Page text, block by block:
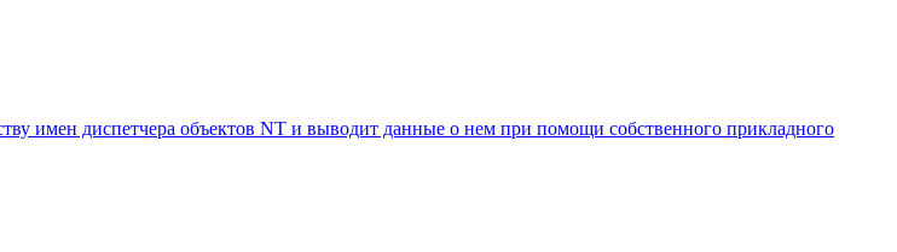
имен диспетчера объектов NT и выводит данные о нем при помощи собственного прикладного